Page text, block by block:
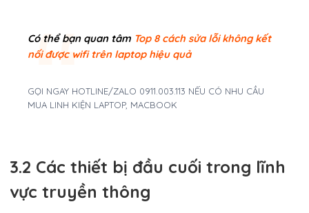
Có thể bạn quan tâm Top 8 cách sửa lỗi không kết
nối được wifi trên laptop hiệu quả
GỌI NGAY HOTLINE/ZALO 0911.003.113 NẾU CÓ NHU CẦU
MUA LINH KIỆN LAPTOP, MACBOOK
3.2 Các thiết bị đầu cuối trong lĩnh
vực truyền thông